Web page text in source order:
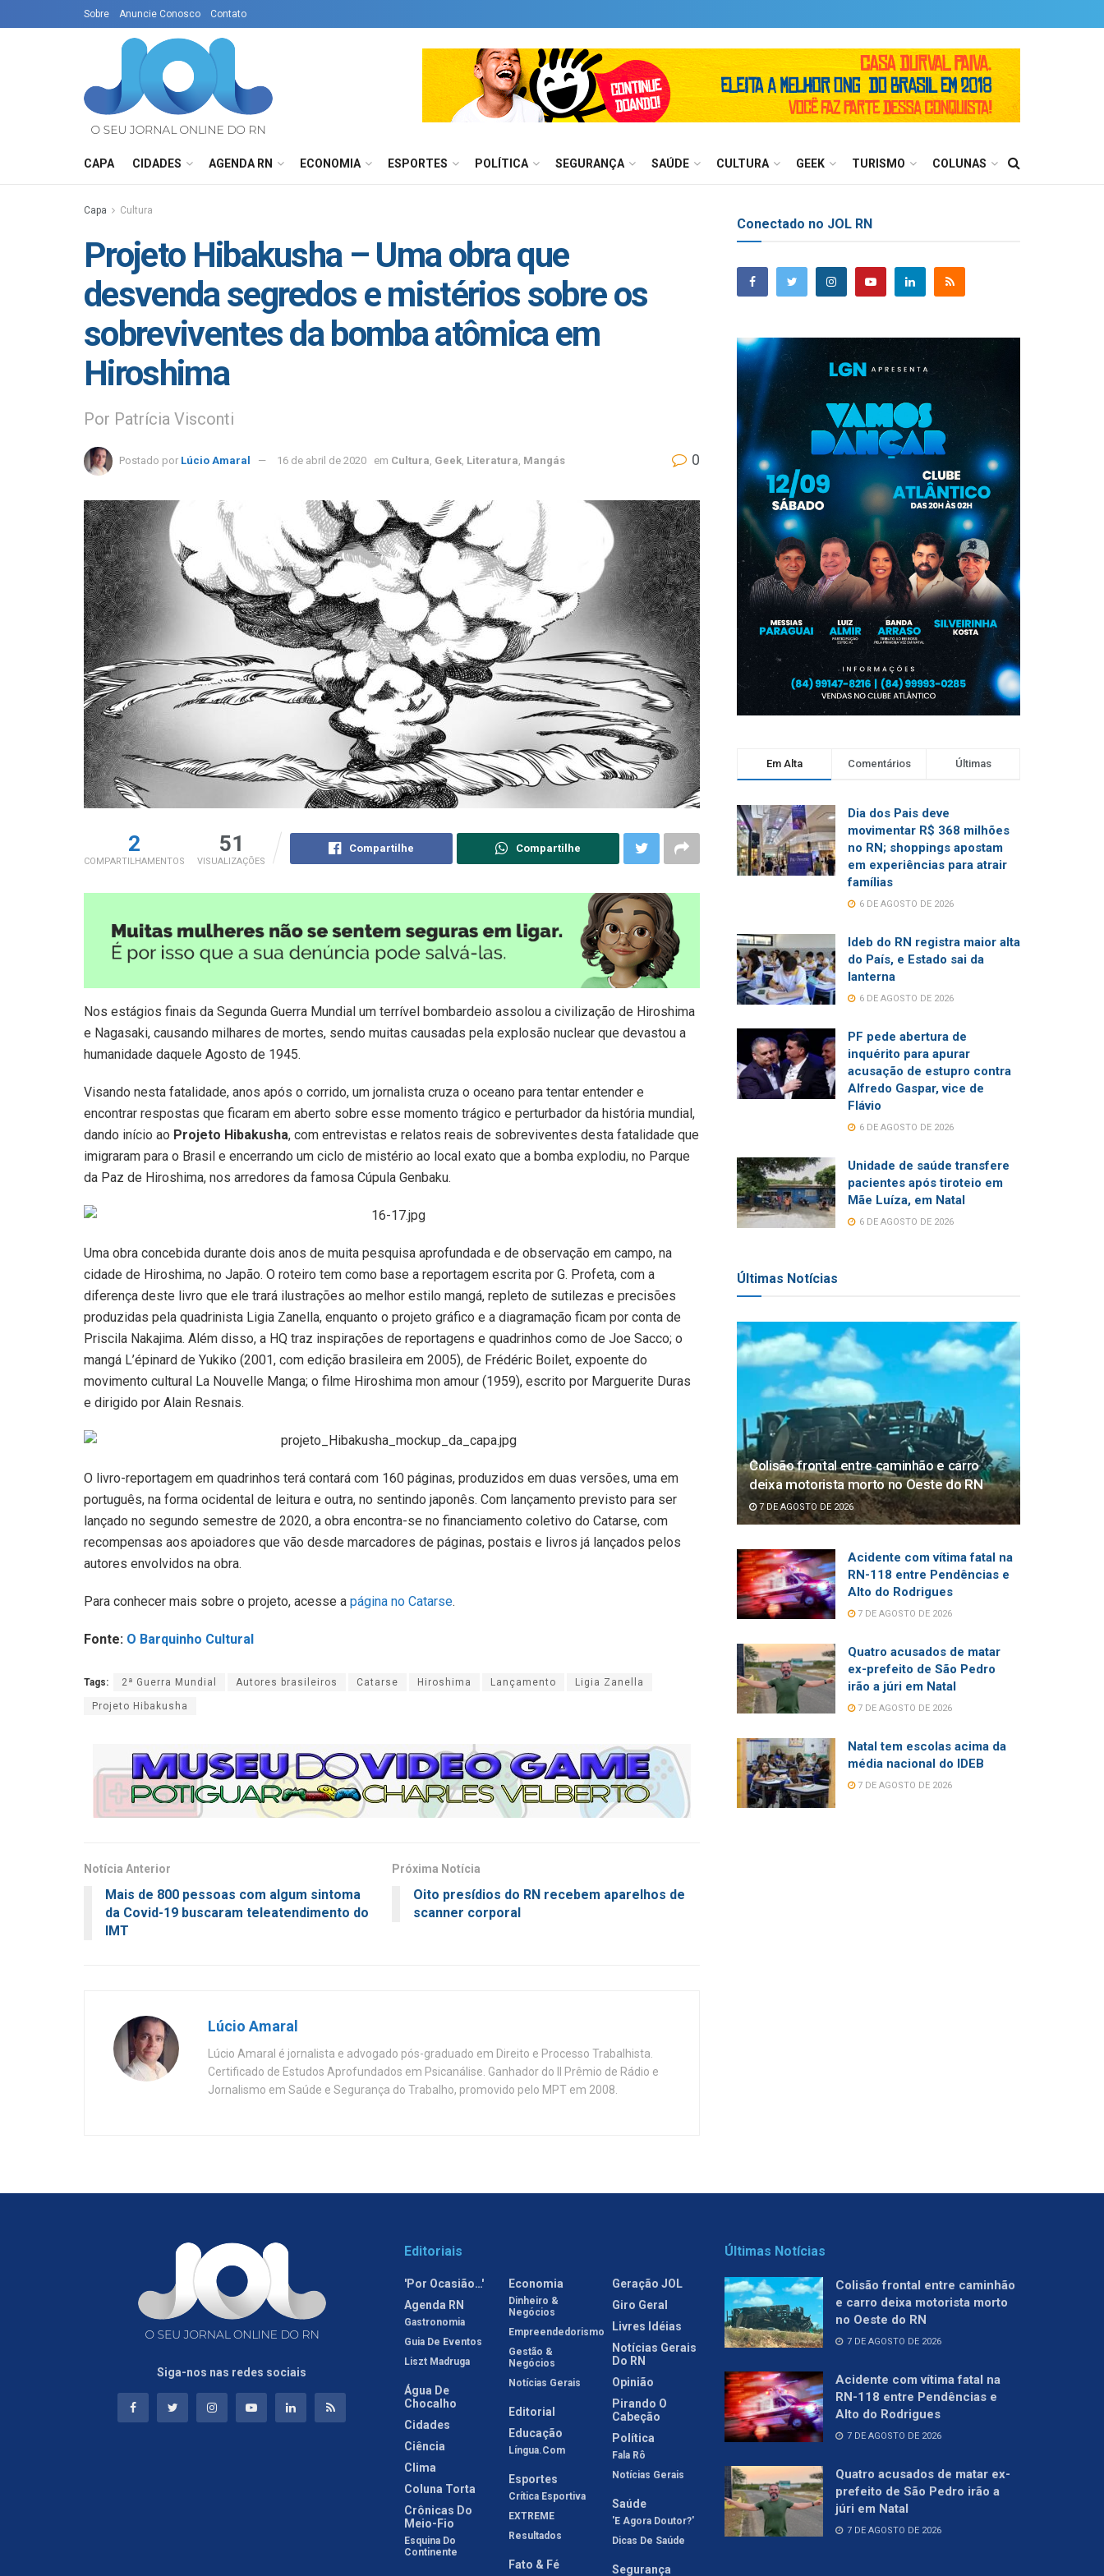
Sobre Anuncie Conosco Contato
CAPA CIDADES AGENDA RN ECONOMIA ESPORTES POLÍTICA SEGURANÇA SAÚDE CULTURA GEEK TURISMO COLUNAS
Capa Cultura
Projeto Hibakusha – Uma obra que
desvenda segredos e mistérios sobre os
sobreviventes da bomba atômica em
Hiroshima
Por Patrícia Visconti
Postado por Lúcio Amaral 16 de abril de 2020 em Cultura Geek Literatura Mangás 0
2
COMPARTILHAMENTOS
51
VISUALIZAÇÕES
Compartilhe Compartilhe
Nos estágios finais da Segunda Guerra Mundial um terrível bombardeio assolou a civilização de Hiroshima
e Nagasaki, causando milhares de mortes, sendo muitas causadas pela explosão nuclear que devastou a
humanidade daquele Agosto de 1945.
Visando nesta fatalidade, anos após o corrido, um jornalista cruza o oceano para tentar entender e
encontrar respostas que ficaram em aberto sobre esse momento trágico e perturbador da história mundial,
dando início ao Projeto Hibakusha, com entrevistas e relatos reais de sobreviventes desta fatalidade que
imigraram para o Brasil e encerrando um ciclo de mistério ao local exato que a bomba explodiu, no Parque
da Paz de Hiroshima, nos arredores da famosa Cúpula Genbaku.
Uma obra concebida durante dois anos de muita pesquisa aprofundada e de observação em campo, na
cidade de Hiroshima, no Japão. O roteiro tem como base a reportagem escrita por G. Profeta, com a
diferença deste livro que ele trará ilustrações ao melhor estilo mangá, repleto de sutilezas e precisões
produzidas pela quadrinista Ligia Zanella, enquanto o projeto gráfico e a diagramação ficam por conta de
Priscila Nakajima. Além disso, a HQ traz inspirações de reportagens e quadrinhos como de Joe Sacco; o
mangá L’épinard de Yukiko (2001, com edição brasileira em 2005), de Frédéric Boilet, expoente do
movimento cultural La Nouvelle Manga; o filme Hiroshima mon amour (1959), escrito por Marguerite Duras
e dirigido por Alain Resnais.
O livro-reportagem em quadrinhos terá contará com 160 páginas, produzidos em duas versões, uma em
português, na forma ocidental de leitura e outra, no sentindo japonês. Com lançamento previsto para ser
lançado no segundo semestre de 2020, a obra encontra-se no financiamento coletivo do Catarse, com
recompensas aos apoiadores que vão desde marcadores de páginas, postais e livros já lançados pelos
autores envolvidos na obra.
Para conhecer mais sobre o projeto, acesse a página no Catarse.
Fonte: O Barquinho Cultural
Tags: 2ª Guerra Mundial Autores brasileiros Catarse Hiroshima Lançamento Ligia Zanella
Projeto Hibakusha
Notícia Anterior
Mais de 800 pessoas com algum sintoma
da Covid-19 buscaram teleatendimento do
IMT
Próxima Notícia
Oito presídios do RN recebem aparelhos de
scanner corporal
Lúcio Amaral
Lúcio Amaral é jornalista e advogado pós-graduado em Direito e Processo Trabalhista.
Certificado de Estudos Aprofundados em Psicanálise. Ganhador do II Prêmio de Rádio e
Jornalismo em Saúde e Segurança do Trabalho, promovido pelo MPT em 2008.
Conectado no JOL RN
Em Alta Comentários Últimas
Dia dos Pais deve
movimentar R$ 368 milhões
no RN; shoppings apostam
em experiências para atrair
famílias
6 DE AGOSTO DE 2026
Ideb do RN registra maior alta
do País, e Estado sai da
lanterna
6 DE AGOSTO DE 2026
PF pede abertura de
inquérito para apurar
acusação de estupro contra
Alfredo Gaspar, vice de
Flávio
6 DE AGOSTO DE 2026
Unidade de saúde transfere
pacientes após tiroteio em
Mãe Luíza, em Natal
6 DE AGOSTO DE 2026
Últimas Notícias
Colisão frontal entre caminhão e carro
deixa motorista morto no Oeste do RN
7 DE AGOSTO DE 2026
Acidente com vítima fatal na
RN-118 entre Pendências e
Alto do Rodrigues
7 DE AGOSTO DE 2026
Quatro acusados de matar
ex-prefeito de São Pedro
irão a júri em Natal
7 DE AGOSTO DE 2026
Natal tem escolas acima da
média nacional do IDEB
7 DE AGOSTO DE 2026
Siga-nos nas redes sociais
Editoriais
'Por Ocasião…'
Agenda RN
Gastronomia
Guia De Eventos
Liszt Madruga
Água De
Chocalho
Cidades
Ciência
Clima
Coluna Torta
Crônicas Do
Meio-Fio
Esquina Do
Continente
Economia
Dinheiro &
Negócios
Empreendedorismo
Gestão &
Negócios
Notícias Gerais
Editorial
Educação
Língua.com
Esportes
Crítica Esportiva
EXTREME
Resultados
Fato & Fé
Geração JOL
Giro Geral
Livres Idéias
Notícias Gerais
Do RN
Opinião
Pirando O
Cabeção
Política
Fala Rô
Notícias Gerais
Saúde
'E Agora Doutor?'
Dicas De Saúde
Segurança
Últimas Notícias
Colisão frontal entre caminhão
e carro deixa motorista morto
no Oeste do RN
7 DE AGOSTO DE 2026
Acidente com vítima fatal na
RN-118 entre Pendências e
Alto do Rodrigues
7 DE AGOSTO DE 2026
Quatro acusados de matar ex-
prefeito de São Pedro irão a
júri em Natal
7 DE AGOSTO DE 2026